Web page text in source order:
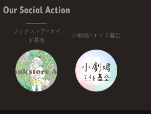
Our Social Action
ブックストア・エイ
ド基金
小劇場・エイド基金